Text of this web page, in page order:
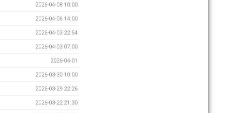
2026-04-08 10:00
2026-04-06 14:00
2026-04-03 22:54
2026-04-03 07:00
2026-04-01
2026-03-30 10:00
2026-03-29 22:26
2026-03-22 21:30